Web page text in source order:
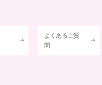
よくあるご質
問